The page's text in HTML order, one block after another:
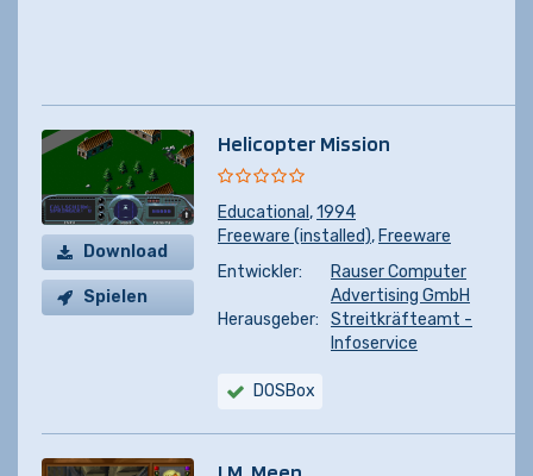
Download
Spielen
Helicopter Mission
Educational ,1994
Freeware (installed), Freeware
Entwickler:
Rauser Computer
Advertising GmbH
Herausgeber:
Streitkräfteamt -
Infoservice
DOSBox